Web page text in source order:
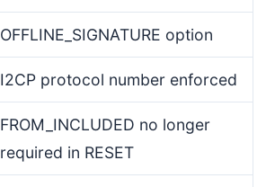
OFFLINE_SIGNATURE option
I2CP protocol number enforced
FROM_INCLUDED no longer
required in RESET